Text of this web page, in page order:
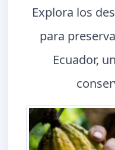
Explora los
para
Ecuador,